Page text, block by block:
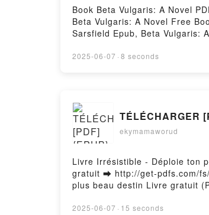
Book Beta Vulgaris: A Novel
Beta Vulgaris: A Novel Free
Sarsfield Epub, Beta Vulgaris:
Sarsfield Free
2025-06-07 · 8 seconds
ekymamaworud
Livre Irrésistible - Déploie ton
gratuit ➡ http://get-pdfs.com/
plus beau destin Livre gratuit
Irrésistible - Déploie ton
2025-06-07 · 15 seconds